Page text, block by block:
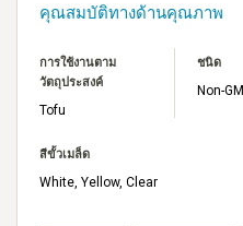
คุณสมบัติทางด้านคุณภาพ
การใช้งานตาม
วัตถุประสงค์
Tofu
ชนิด
Non-GM
สีขั้วเมล็ด
White, Yellow, Clear